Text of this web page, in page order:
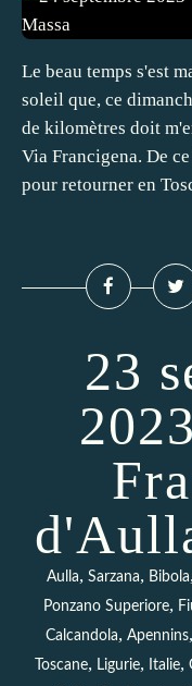
Le beau temps s'est
soleil que, ce
de kilomètres doit
Via Francigena. De
pour retourner en
23
Aulla, Sarzana, Bibola
Ponzano Superiore,
Calcandola, Apennins,
Toscane, Ligurie, Italie,